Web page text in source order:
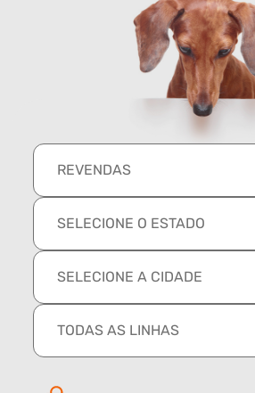
REVENDAS
SELECIONE O ESTADO
SELECIONE A CIDADE
TODAS AS LINHAS